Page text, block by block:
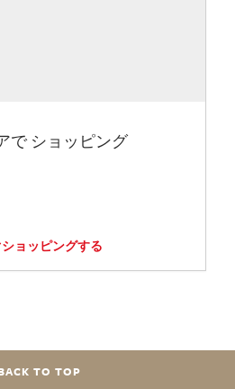
で ショッピング
ョッピングする
TO TOP